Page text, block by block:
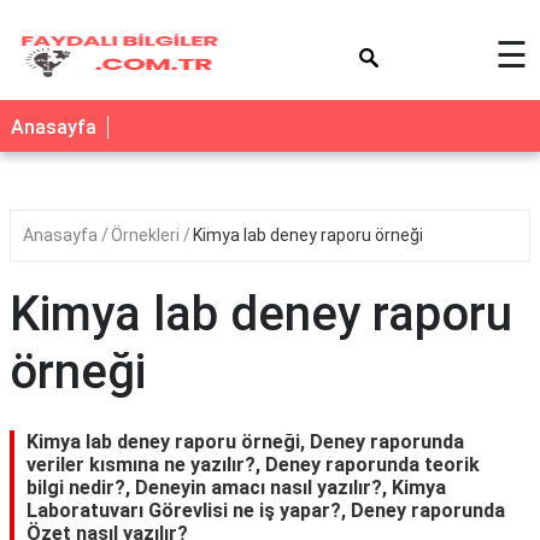
☰
Anasayfa
Anasayfa Örnekleri Kimya lab deney raporu örneği
Kimya lab deney raporu
örneği
Kimya lab deney raporu örneği, Deney raporunda
veriler kısmına ne yazılır?, Deney raporunda teorik
bilgi nedir?, Deneyin amacı nasıl yazılır?, Kimya
Laboratuvarı Görevlisi ne iş yapar?, Deney raporunda
Özet nasıl yazılır?